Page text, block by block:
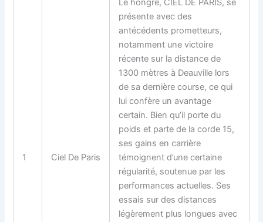
1 Ciel De Paris
Le hongre, CIEL DE PARIS, se
présente avec des
antécédents prometteurs,
notamment une victoire
récente sur la distance de
1300 mètres à Deauville lors
de sa dernière course, ce qui
lui confère un avantage
certain. Bien qu’il porte du
poids et parte de la corde 15,
ses gains en carrière
témoignent d’une certaine
régularité, soutenue par les
performances actuelles. Ses
essais sur des distances
légèrement plus longues avec